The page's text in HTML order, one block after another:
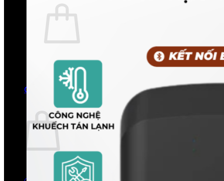
Chưa có sản phẩm trong giỏ hàng.
Quay trở lại cửa hàng
0
Giỏ hàng
Chưa có sản phẩm trong giỏ hàng.